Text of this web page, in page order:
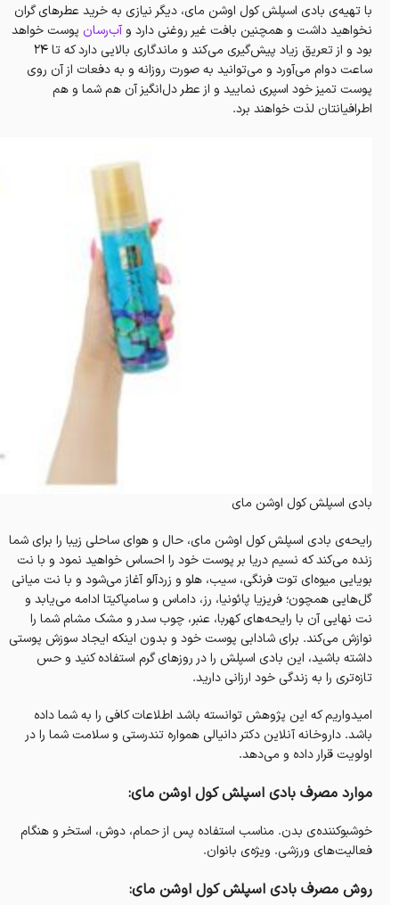
با تهیه‌ی بادی اسپلش‌ کول اوشن مای، دیگر نیازی به خرید عطرهای گران
نخواهید داشت و همچنین بافت غیر روغنی دارد وآب‌رسان پوست خواهد
بود و از تعریق زیاد پیش‌گیری می‌کند و ماندگاری بالایی دارد که تا ۲۴
ساعت دوام می‌آورد و می‌توانید به صورت روزانه و به دفعات از آن روی
پوست تمیز خود اسپری نمایید و از عطر دل‌انگیز آن هم شما و هم
اطرافیانتان لذت خواهند برد.
بادی اسپلش‌ کول اوشن مای
رایحه‌ی بادی اسپلش‌ کول اوشن مای، حال و هوای ساحلی زیبا را برای شما
زنده می‌کند که نسیم دریا بر پوست خود را احساس خواهید نمود و با نت
بویایی میوه‌ای توت فرنگی، سیب، هلو و زردآلو آغاز می‌شود و با نت میانی
گل‌هایی همچون؛ فریزیا پائونیا، رز، داماس و سامپاکیتا ادامه می‌یابد و
نت نهایی آن با رایحه‌های کهربا، عنبر، چوب سدر و مشک مشام شما را
نوازش می‌کند. برای شادابی پوست خود و بدون اینکه ایجاد سوزش پوستی
داشته باشید، این بادی اسپلش‌ را در روزهای گرم استفاده کنید و حس
تازه‌تری را به زندگی خود ارزانی دارید.
امیدواریم که این پژوهش توانسته باشد اطلاعات کافی را به شما داده
باشد. داروخانه‌ آنلاین دکتر دانیالی همواره تندرستی و سلامت شما را در
اولویت قرار داده و می‌دهد.
موارد مصرف بادی اسپلش‌ کول اوشن مای:
خوشبوکننده‌ی بدن. مناسب استفاده پس از حمام، دوش، استخر و هنگام
فعالیت‌های ورزشی‌. ویژه‌ی بانوان‌.
روش مصرف بادی اسپلش‌ کول اوشن مای: